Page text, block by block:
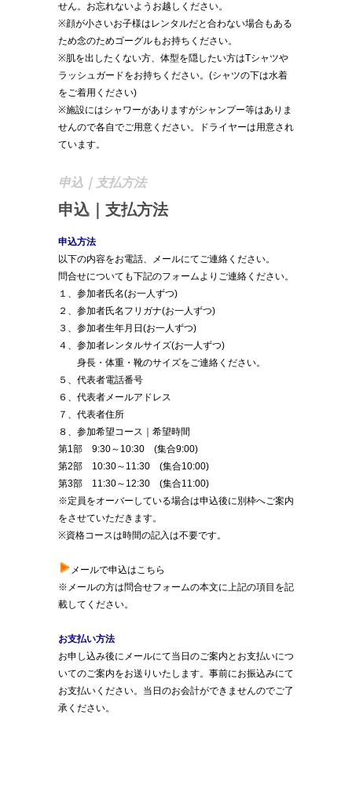
せん。お忘れないようお越しください。
※顔が小さいお子様はレンタルだと合わない場合もある
ため念のためゴーグルもお持ちください。
※肌を出したくない方、体型を隠したい方はTシャツや
ラッシュガードをお持ちください。(シャツの下は水着
をご着用ください)
※施設にはシャワーがありますがシャンプー等はありま
せんので各自でご用意ください。ドライヤーは用意され
ています。
申込｜支払方法
申込｜支払方法
申込方法
以下の内容をお電話、メールにてご連絡ください。
問合せについても下記のフォームよりご連絡ください。
１、参加者氏名(お一人ずつ)
２、参加者氏名フリガナ(お一人ずつ)
３、参加者生年月日(お一人ずつ)
４、参加者レンタルサイズ(お一人ずつ)
身長・体重・靴のサイズをご連絡ください。
５、代表者電話番号
６、代表者メールアドレス
７、代表者住所
８、参加希望コース｜希望時間
第1部 9:30～10:30 (集合9:00)
第2部 10:30～11:30 (集合10:00)
第3部 11:30～12:30 (集合11:00)
※定員をオーバーしている場合は申込後に別枠へご案内
をさせていただきます。
※資格コースは時間の記入は不要です。
メールで申込はこちら
※メールの方は問合せフォームの本文に上記の項目を記
載してください。
お支払い方法
お申し込み後にメールにて当日のご案内とお支払いにつ
いてのご案内をお送りいたします。事前にお振込みにて
お支払いください。当日のお会計ができませんのでご了
承ください。